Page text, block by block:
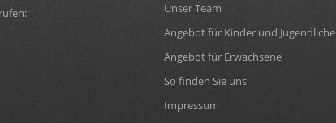
Unser Team
Angebot für Kinder und Jugendliche
Angebot für Erwachsene
So finden Sie uns
Impressum